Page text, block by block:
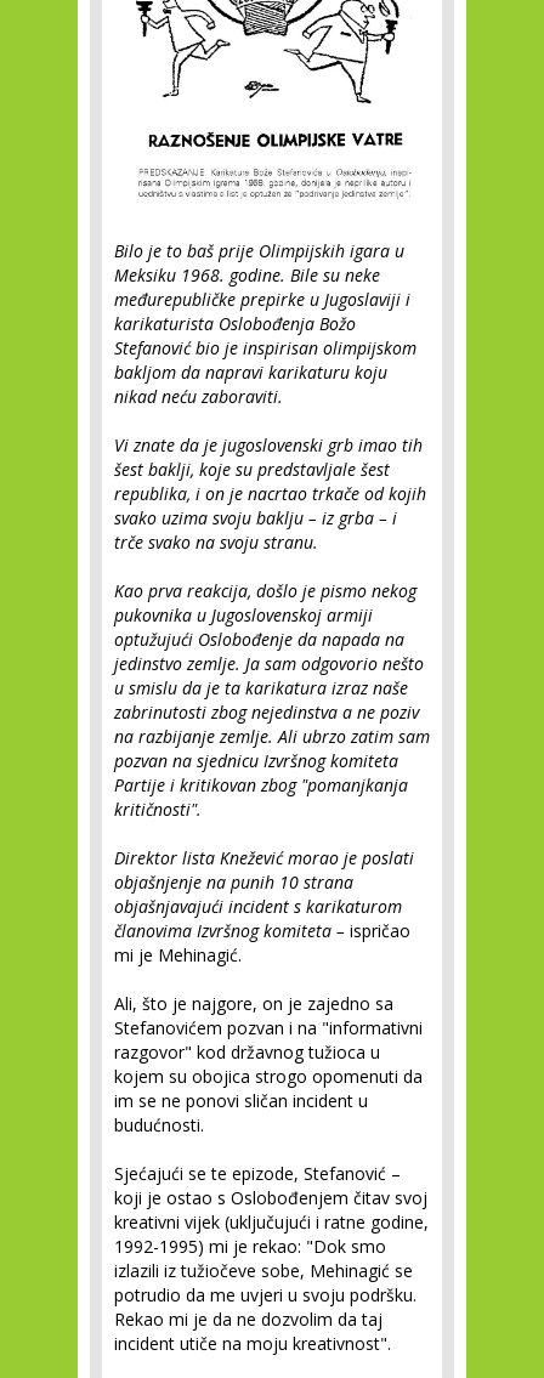
Bilo je to baš prije Olimpijskih igara u
Meksiku 1968. godine. Bile su neke
međurepubličke prepirke u Jugoslaviji i
karikaturista Oslobođenja Božo
Stefanović bio je inspirisan olimpijskom
bakljom da napravi karikaturu koju
nikad neću zaboraviti.
Vi znate da je jugoslovenski grb imao tih
šest baklji, koje su predstavljale šest
republika, i on je nacrtao trkače od kojih
svako uzima svoju baklju – iz grba – i
trče svako na svoju stranu.
Kao prva reakcija, došlo je pismo nekog
pukovnika u Jugoslovenskoj armiji
optužujući Oslobođenje da napada na
jedinstvo zemlje. Ja sam odgovorio nešto
u smislu da je ta karikatura izraz naše
zabrinutosti zbog nejedinstva a ne poziv
na razbijanje zemlje. Ali ubrzo zatim sam
pozvan na sjednicu Izvršnog komiteta
Partije i kritikovan zbog "pomanjkanja
kritičnosti".
Direktor lista Knežević morao je poslati
objašnjenje na punih 10 strana
objašnjavajući incident s karikaturom
članovima Izvršnog komiteta – ispričao
mi je Mehinagić.
Ali, što je najgore, on je zajedno sa
Stefanovićem pozvan i na "informativni
razgovor" kod državnog tužioca u
kojem su obojica strogo opomenuti da
im se ne ponovi sličan incident u
budućnosti.
Sjećajući se te epizode, Stefanović –
koji je ostao s Oslobođenjem čitav svoj
kreativni vijek (uključujući i ratne godine,
1992-1995) mi je rekao: "Dok smo
izlazili iz tužiočeve sobe, Mehinagić se
potrudio da me uvjeri u svoju podršku.
Rekao mi je da ne dozvolim da taj
incident utiče na moju kreativnost".